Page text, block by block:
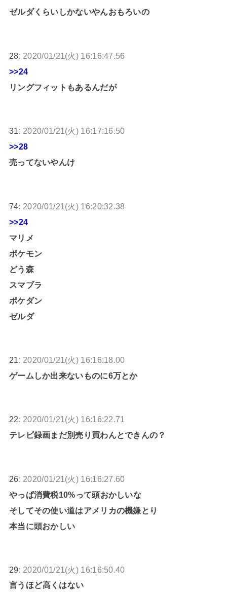
ゼルダくらいしかないやんおもろいの
28: 2020/01/21(火) 16:16:47.56
>>24
リングフィットもあるんだが
31: 2020/01/21(火) 16:17:16.50
>>28
売ってないやんけ
74: 2020/01/21(火) 16:20:32.38
>>24
マリメ
ポケモン
どう森
スマブラ
ポケダン
ゼルダ
21: 2020/01/21(火) 16:16:18.00
ゲームしか出来ないものに6万とか
22: 2020/01/21(火) 16:16:22.71
テレビ録画まだ別売り買わんとできんの？
26: 2020/01/21(火) 16:16:27.60
やっぱ消費税10%って頭おかしいな
そしてその使い道はアメリカの機嫌とり
本当に頭おかしい
29: 2020/01/21(火) 16:16:50.40
言うほど高くはない